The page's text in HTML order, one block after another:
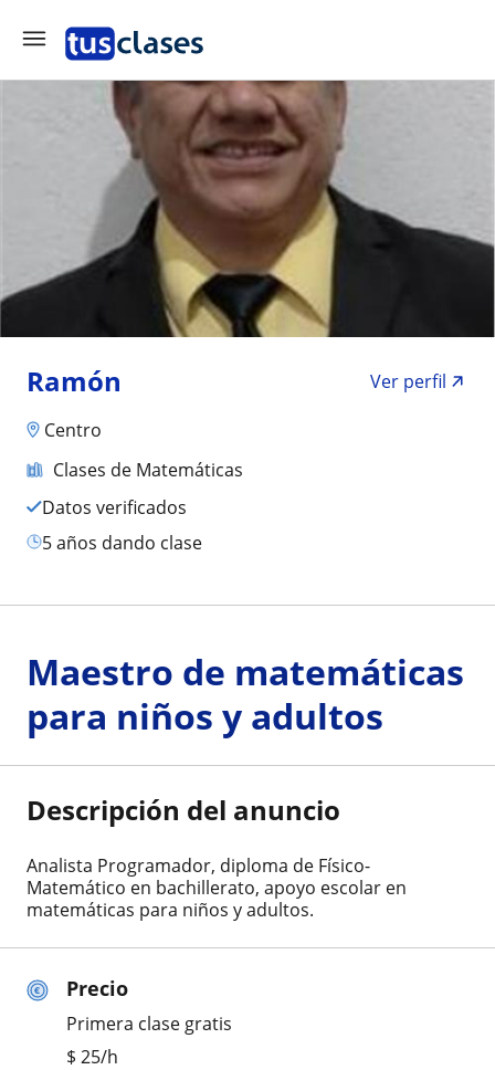
Ramón
Ver perfil
Centro
Clases de Matemáticas
Datos verificados
5 años dando clase
Precio
Primera clase gratis
$ 25/h
Maestro de matemáticas
para niños y adultos
Descripción del anuncio
Analista Programador, diploma de Físico-
Matemático en bachillerato, apoyo escolar en
matemáticas para niños y adultos.